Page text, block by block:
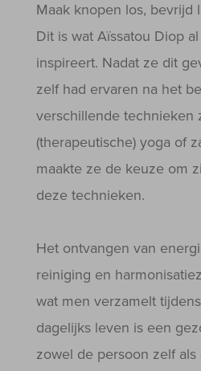
Maak knopen los, bevrijd
Dit is wat Aïssatou Diop
inspireert. Nadat ze dit
zelf had ervaren na het
verschillende technieken
(therapeutische) yoga of
maakte ze de keuze om
deze technieken.
Het ontvangen van
reiniging en
wat men verzamelt
dagelijks leven is een
zowel de persoon zelf als